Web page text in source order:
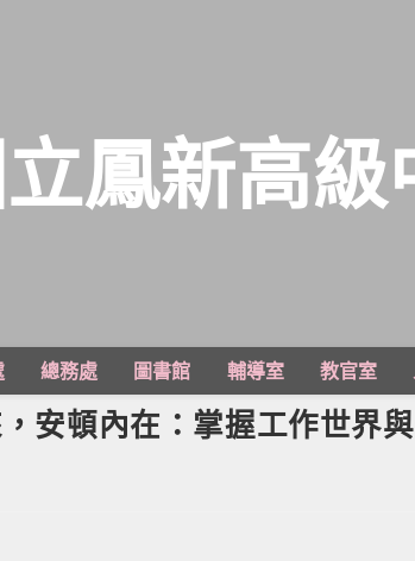
鳳新高級
總務處 圖書館 輔導室 教官室
安頓內在：掌握工作世界